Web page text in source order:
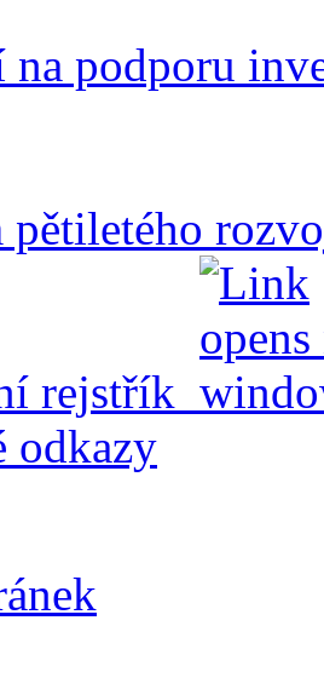
na podporu
pětiletého
rejstřík
odkazy